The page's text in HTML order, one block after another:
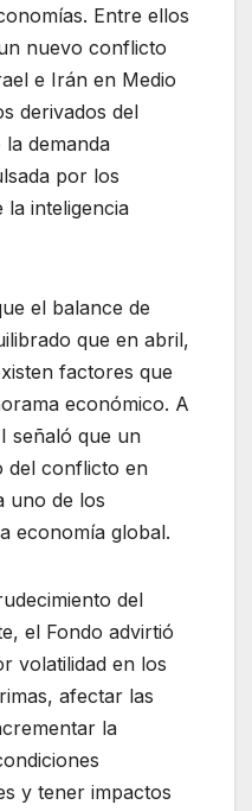
Entre ellos
nuevo conflicto
e Irán en Medio
derivados del
demanda
por los
la inteligencia
el balance de
que en abril,
factores que
económico. A
señaló que un
del conflicto en
uno de los
economía global.
del
el Fondo advirtió
volatilidad en los
afectar las
la
y tener impactos